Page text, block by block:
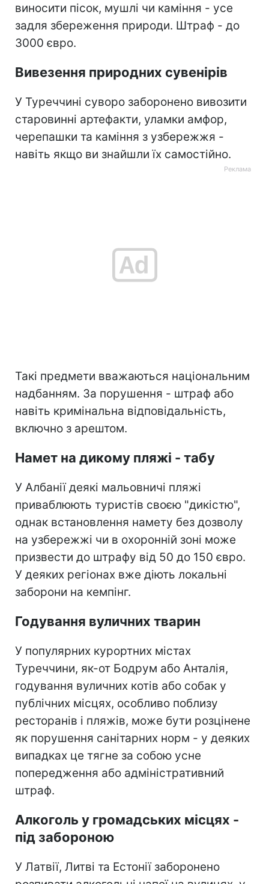
виносити пісок, мушлі чи каміння - усе
задля збереження природи. Штраф - до
3000 євро.
Вивезення природних сувенірів
У Туреччині суворо заборонено вивозити
старовинні артефакти, уламки амфор,
черепашки та каміння з узбережжя -
навіть якщо ви знайшли їх самостійно.
Такі предмети вважаються національним
надбанням. За порушення - штраф або
навіть кримінальна відповідальність,
включно з арештом.
Намет на дикому пляжі - табу
У Албанії деякі мальовничі пляжі
приваблюють туристів своєю "дикістю",
однак встановлення намету без дозволу
на узбережжі чи в охоронній зоні може
призвести до штрафу від 50 до 150 євро.
У деяких регіонах вже діють локальні
заборони на кемпінг.
Годування вуличних тварин
У популярних курортних містах
Туреччини, як-от Бодрум або Анталія,
годування вуличних котів або собак у
публічних місцях, особливо поблизу
ресторанів і пляжів, може бути розцінене
як порушення санітарних норм - у деяких
випадках це тягне за собою усне
попередження або адміністративний
штраф.
Алкоголь у громадських місцях -
під забороною
У Латвії, Литві та Естонії заборонено